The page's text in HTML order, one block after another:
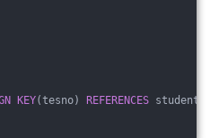
KEY(tesno) REFERENCES